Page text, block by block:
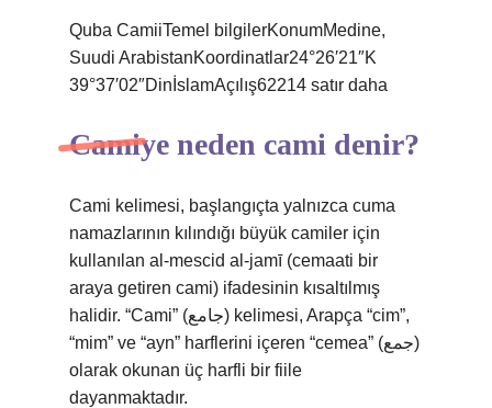
Quba CamiiTemel bilgilerKonumMedine,
Suudi ArabistanKoordinatlar24°26′21″K
39°37′02″DinİslamAçılış62214 satır daha
Camiye neden cami denir?
Cami kelimesi, başlangıçta yalnızca cuma
namazlarının kılındığı büyük camiler için
kullanılan al-mescid al-jamī (cemaati bir
araya getiren cami) ifadesinin kısaltılmış
halidir. “Cami” (جامع) kelimesi, Arapça “cim”,
“mim” ve “ayn” harflerini içeren “cemea” (جمع)
olarak okunan üç harfli bir fiile
dayanmaktadır.